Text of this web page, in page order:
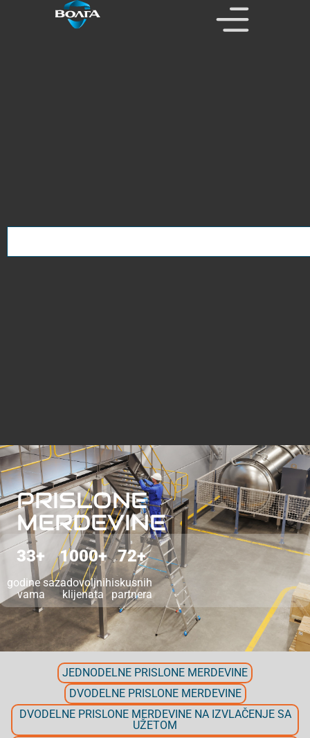
PRISLONE
MERDEVINE
33+
godine sa
vama
1000+
zadovoljnih
klijenata
72+
iskusnih
partnera
JEDNODELNE PRISLONE MERDEVINE
DVODELNE PRISLONE MERDEVINE
DVODELNE PRISLONE MERDEVINE NA IZVLAČENJE SA
UŽETOM